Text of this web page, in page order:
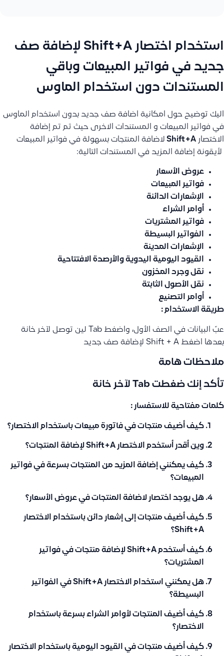
استخدام اختصار Shift+A لإضافة صف
جديد في فواتير المبيعات وباقي
المستندات دون استخدام الماوس
اليك توضيح حول امكانية اضافة صف جديد بدون استخدام الماوس
في فواتير المبيعات و المستندات الاخرى حيث تم تم إضافة
الاختصار Shift+A لاضافة المنتجات بسهولة في فواتير المبيعات
لأيقونة إضافة المزيد في المستندات التالية:
عروض الأسعار
فواتير المبيعات
الإشعارات الدائنة
أوامر الشراء
فواتير المشتريات
الفواتير البسيطة
الإشعارات المدينة
القيود اليومية اليدوية والأرصدة الافتتاحية
نقل وجرد المخزون
نقل الأصول الثابتة
أوامر التصنيع
طريقة الاستخدام :
عبّ البيانات في الصف الأول، واضغط Tab لين توصل لآخر خانة
بعدها اضغط Shift + A لإضافة صف جديد
ملاحظات هامة
تأكد إنك ضغطت Tab لآخر خانة
كلمات مفتاحية للاستفسار :
كيف أضيف منتجات في فاتورة مبيعات باستخدام الاختصار؟
وين أقدر أستخدم الاختصار Shift+A لإضافة المنتجات؟
كيف يمكنني إضافة المزيد من المنتجات بسرعة في فواتير
المبيعات؟
هل يوجد اختصار لاضافة المنتجات في عروض الأسعار؟
كيف أضيف منتجات إلى إشعار دائن باستخدام الاختصار
Shift+A؟
كيف أستخدم Shift+A لإضافة منتجات في فواتير
المشتريات؟
هل يمكنني استخدام الاختصار Shift+A في الفواتير
البسيطة؟
كيف أضيف المنتجات لأوامر الشراء بسرعة باستخدام
الاختصار؟
كيف أضيف منتجات في القيود اليومية باستخدام الاختصار